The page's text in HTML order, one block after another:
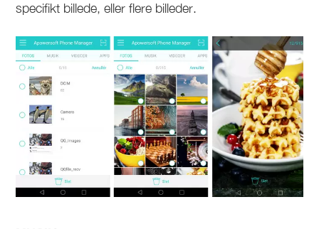
specifikt billede, eller flere billeder.